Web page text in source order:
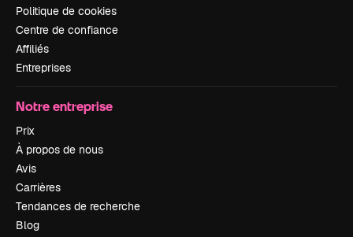
Politique de cookies
Centre de confiance
Affiliés
Entreprises
Notre entreprise
Prix
À propos de nous
Avis
Carrières
Tendances de recherche
Blog